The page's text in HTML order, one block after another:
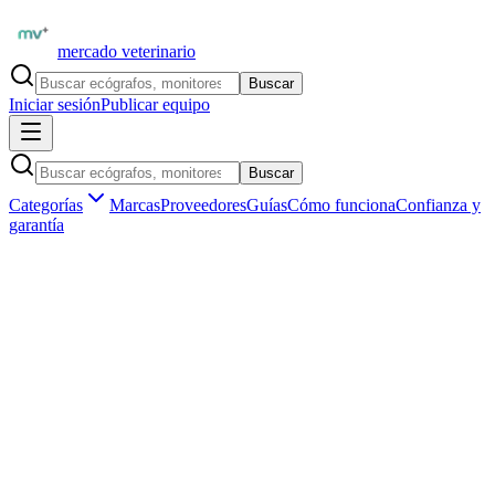
mercado veterinario
Buscar
Iniciar sesiónPublicar equipo
Buscar
Categorías MarcasProveedoresGuíasCómo funcionaConfianza y
garantía